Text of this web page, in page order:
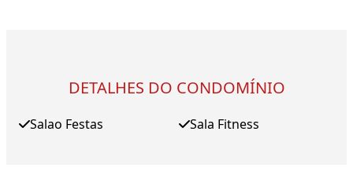
DETALHES DO CONDOMÍNIO
Salao Festas Sala Fitness